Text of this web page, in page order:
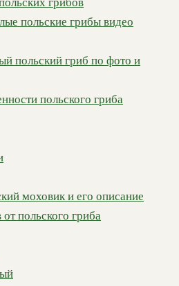
грибов
польские грибы видео
польский гриб по фото и
польского гриба
моховик и его описание
польского гриба